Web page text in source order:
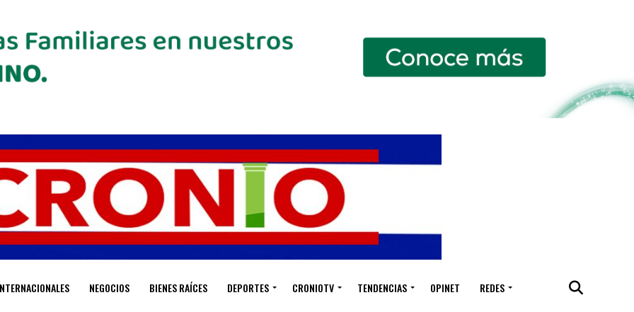
NEGOCIOS BIENES RAÍCES DEPORTES CRONIOTV TENDENCIAS OPINET REDES